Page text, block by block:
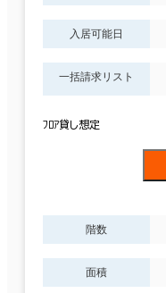
入居可能日
一括請求リスト
ﾌﾛｱ貸し想定
階数
面積